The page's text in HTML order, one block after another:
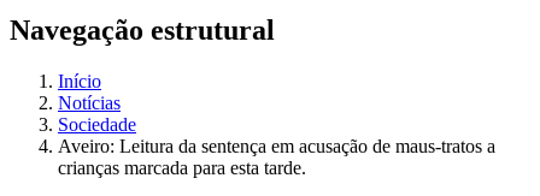
Navegação estrutural
Início
Notícias
Sociedade
Aveiro: Leitura da sentença em acusação de maus-tratos a
crianças marcada para esta tarde.